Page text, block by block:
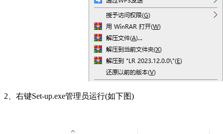
2、右键Set-up.exe管理员运行(如下图)